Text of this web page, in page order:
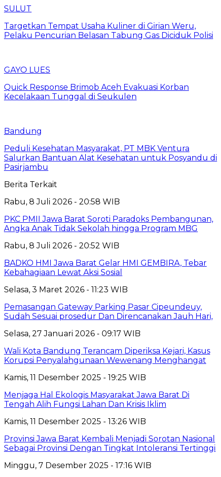
SULUT
Targetkan Tempat Usaha Kuliner di Girian Weru,
Pelaku Pencurian Belasan Tabung Gas Diciduk Polisi
GAYO LUES
Quick Response Brimob Aceh Evakuasi Korban
Kecelakaan Tunggal di Seukulen
Bandung
Peduli Kesehatan Masyarakat, PT MBK Ventura
Salurkan Bantuan Alat Kesehatan untuk Posyandu di
Pasirjambu
Berita Terkait
Rabu, 8 Juli 2026 - 20:58 WIB
PKC PMII Jawa Barat Soroti Paradoks Pembangunan,
Angka Anak Tidak Sekolah hingga Program MBG
Rabu, 8 Juli 2026 - 20:52 WIB
BADKO HMI Jawa Barat Gelar HMI GEMBIRA, Tebar
Kebahagiaan Lewat Aksi Sosial
Selasa, 3 Maret 2026 - 11:23 WIB
Pemasangan Gateway Parking Pasar Cipeundeuy,
Sudah Sesuai prosedur Dan Direncanakan Jauh Hari,
Selasa, 27 Januari 2026 - 09:17 WIB
Wali Kota Bandung Terancam Diperiksa Kejari, Kasus
Korupsi Penyalahgunaan Wewenang Menghangat
Kamis, 11 Desember 2025 - 19:25 WIB
Menjaga Hal Ekologis Masyarakat Jawa Barat Di
Tengah Alih Fungsi Lahan Dan Krisis Iklim
Kamis, 11 Desember 2025 - 13:26 WIB
Provinsi Jawa Barat Kembali Menjadi Sorotan Nasional
Sebagai Provinsi Dengan Tingkat Intoleransi Tertinggi
Minggu, 7 Desember 2025 - 17:16 WIB